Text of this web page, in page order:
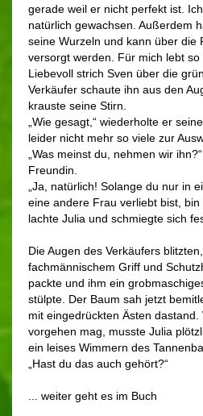
gerade weil er nicht perfekt ist.
natürlich gewachsen. Außerdem
seine Wurzeln und kann über die
versorgt werden. Für mich lebt so
Liebevoll strich Sven über die
Verkäufer schaute ihn aus den
krauste seine Stirn.
„Wie gesagt,“ wiederholte er
leider nicht mehr so viele zur
„Was meinst du, nehmen wir
Freundin.
„Ja, natürlich! Solange du nur in
eine andere Frau verliebt bist,
lachte Julia und schmiegte sich
Die Augen des Verkäufers
fachmännischem Griff und
packte und ihm ein
stülpte. Der Baum sah jetzt
mit eingedrückten Ästen dastand.
vorgehen mag, musste Julia
ein leises Wimmern des
„Hast du das auch gehört?“
... weiter geht es im Buch